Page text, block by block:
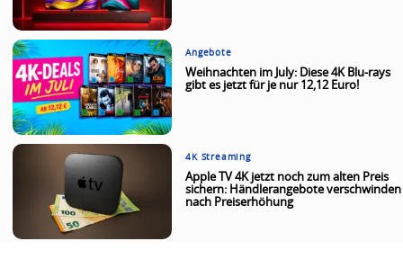
Angebote
Weihnachten im July: Diese 4K Blu-rays
gibt es jetzt für je nur 12,12 Euro!
4K Streaming
Apple TV 4K jetzt noch zum alten Preis
sichern: Händlerangebote verschwinden
nach Preiserhöhung